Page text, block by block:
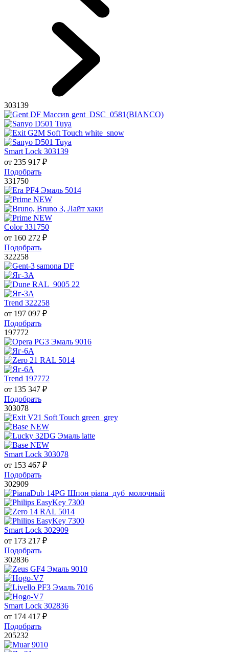
303139
Smart Lock 303139
от 235 917 ₽
Подобрать
331750
Color 331750
от 160 272 ₽
Подобрать
322258
Trend 322258
от 197 097 ₽
Подобрать
197772
Trend 197772
от 135 347 ₽
Подобрать
303078
Smart Lock 303078
от 153 467 ₽
Подобрать
302909
Smart Lock 302909
от 173 217 ₽
Подобрать
302836
Smart Lock 302836
от 174 417 ₽
Подобрать
205232